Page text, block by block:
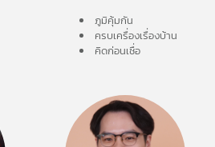
ภูมิคุ้มกัน
ครบเครื่องเรื่องบ้าน
คิดก่อนเชื่อ